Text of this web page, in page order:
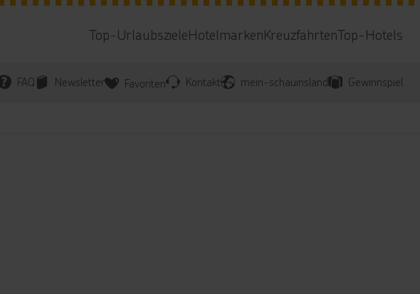
Top-UrlaubszieleHotelmarkenKreuzfahrtenTop-Hotels
FAQ Newsletter Favoriten Kontakt mein-schauinsland Gewinnspiel